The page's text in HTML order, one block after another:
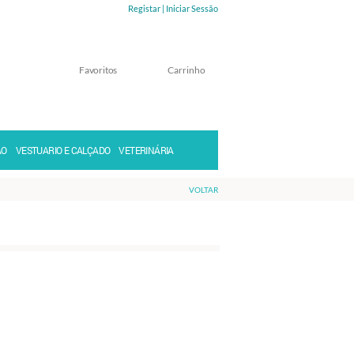
Registar | Iniciar Sessão
Carrinho
Favoritos
VESTUARIO E CALÇADO VETERINÁRIA
VOLTAR